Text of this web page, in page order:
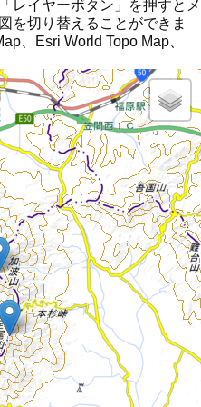
レイヤーボタン」を押すとメ
を切り替えることができま
、Esri World Topo Map、